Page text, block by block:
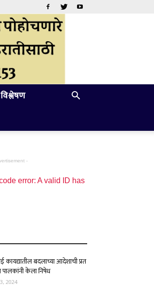
विश्लेषण
-
error: A valid ID has
कायद्यातील बदलाच्या आदेशाची प्रत
केला निषेध
2024